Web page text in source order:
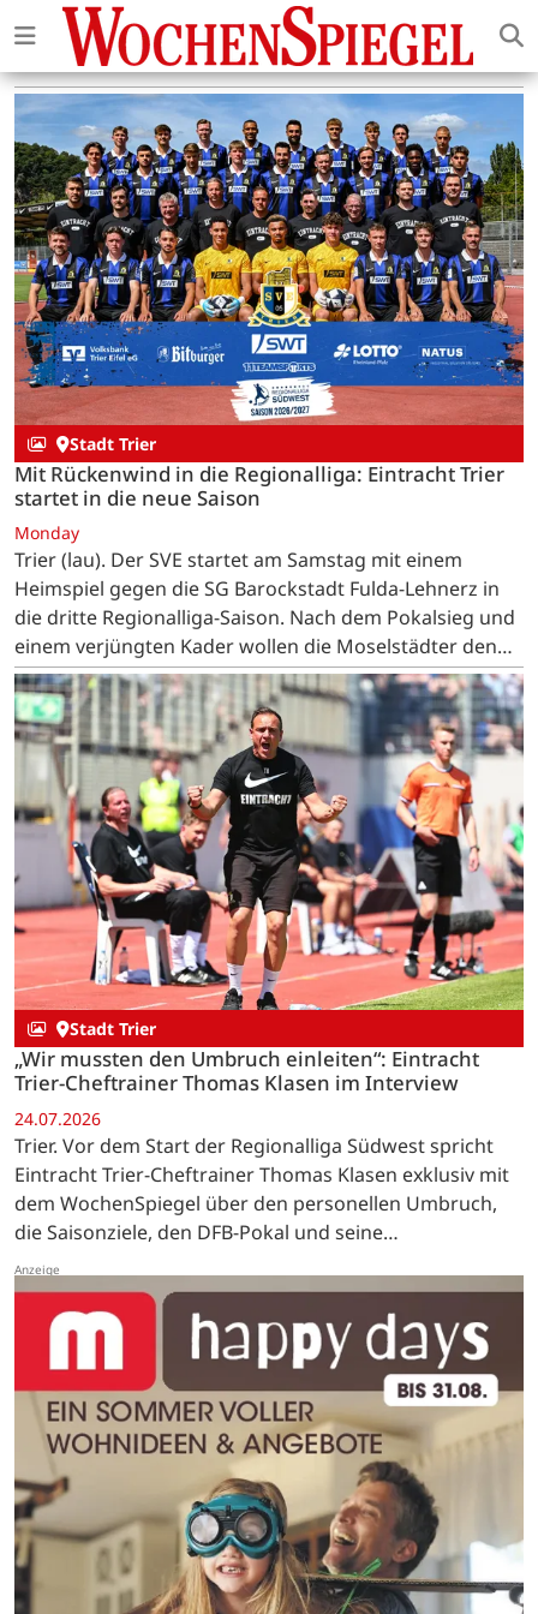
Stadt Trier
Mit Rückenwind in die Regionalliga: Eintracht Trier
startet in die neue Saison
Monday
Trier (lau). Der SVE startet am Samstag mit einem
Heimspiel gegen die SG Barockstadt Fulda-Lehnerz in
die dritte Regionalliga-Saison. Nach dem Pokalsieg und
einem verjüngten Kader wollen die Moselstädter den
nächsten Entwicklungsschritt gehen. …
Stadt Trier
„Wir mussten den Umbruch einleiten“: Eintracht
Trier-Cheftrainer Thomas Klasen im Interview
24.07.2026
Trier. Vor dem Start der Regionalliga Südwest spricht
Eintracht Trier-Cheftrainer Thomas Klasen exklusiv mit
dem WochenSpiegel über den personellen Umbruch,
die Saisonziele, den DFB-Pokal und seine
Verbundenheit mit Trier.